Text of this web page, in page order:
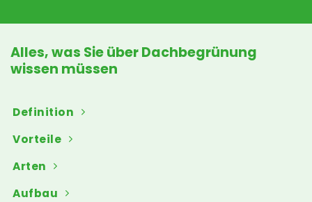
Alles, was Sie über Dachbegrünung
wissen müssen
Definition
Vorteile
Arten
Aufbau